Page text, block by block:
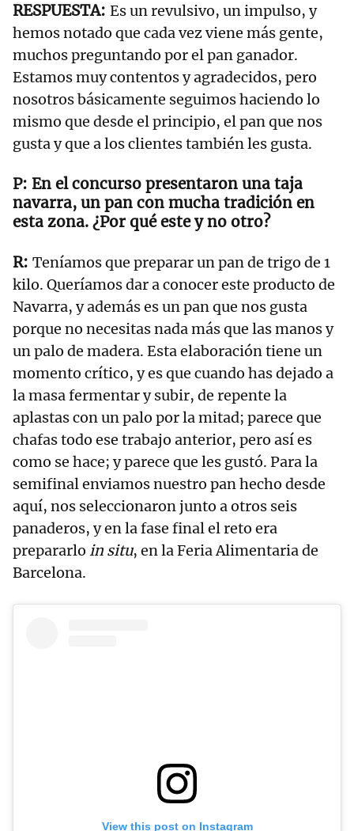
Es un revulsivo, un impulso, y
hemos notado que cada vez viene más gente,
muchos preguntando por el pan ganador.
Estamos muy contentos y agradecidos, pero
nosotros básicamente seguimos haciendo lo
mismo que desde el principio, el pan que nos
gusta y que a los clientes también les gusta.
En el concurso presentaron una taja
navarra, un pan con mucha tradición en
esta zona. ¿Por qué este y no otro?
Teníamos que preparar un pan de trigo de 1
kilo. Queríamos dar a conocer este producto de
Navarra, y además es un pan que nos gusta
porque no necesitas nada más que las manos y
un palo de madera. Esta elaboración tiene un
momento crítico, y es que cuando has dejado a
la masa fermentar y subir, de repente la
aplastas con un palo por la mitad; parece que
chafas todo ese trabajo anterior, pero así es
como se hace; y parece que les gustó. Para la
semifinal enviamos nuestro pan hecho desde
aquí, nos seleccionaron junto a otros seis
panaderos, y en la fase final el reto era
prepararlo in situ, en la Feria Alimentaria de
Barcelona.
View this post on Instagram